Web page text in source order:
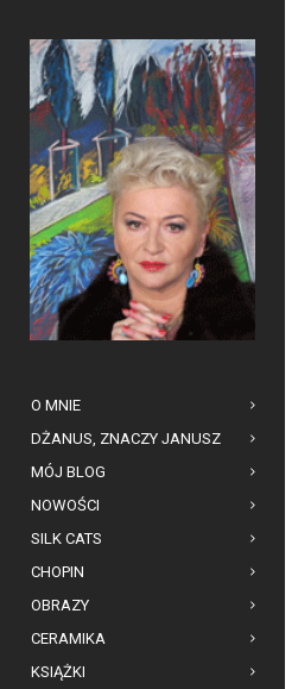
O MNIE
DŻANUS, ZNACZY JANUSZ
MÓJ BLOG
NOWOŚCI
SILK CATS
CHOPIN
OBRAZY
CERAMIKA
KSIĄŻKI